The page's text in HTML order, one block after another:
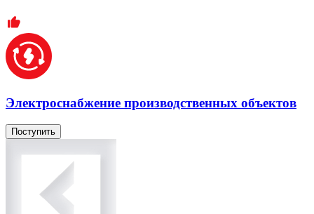
Электроснабжение производственных объектов
Поступить